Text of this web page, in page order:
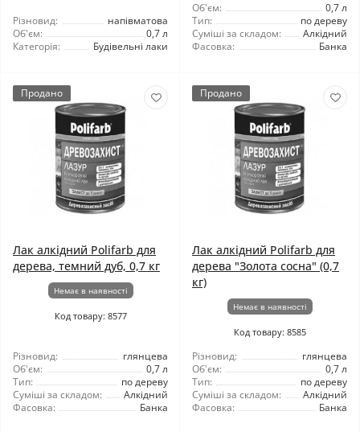
Різновид:
напівматова
Об'єм:
0,7 л
Категорія:
Будівельні лаки
Об'єм:
0,7 л
Тип:
по дереву
Суміші за складом:
Алкідний
Фасовка:
Банка
Продано
Лак алкідний Polifarb для
дерева, темний дуб, 0,7 кг
Немає в наявності
Код товару: 8577
Різновид:
глянцева
Об'єм:
0,7 л
Тип:
по дереву
Суміші за складом:
Алкідний
Фасовка:
Банка
Продано
Лак алкідний Polifarb для
дерева "Золота сосна" (0,7
кг)
Немає в наявності
Код товару: 8585
Різновид:
глянцева
Об'єм:
0,7 л
Тип:
по дереву
Суміші за складом:
Алкідний
Фасовка:
Банка